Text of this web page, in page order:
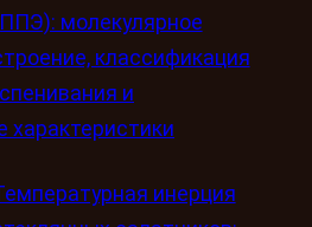
молекулярное
классификация
и
характеристики
инерция